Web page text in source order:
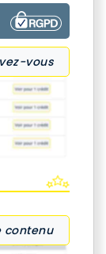
vous
contenu